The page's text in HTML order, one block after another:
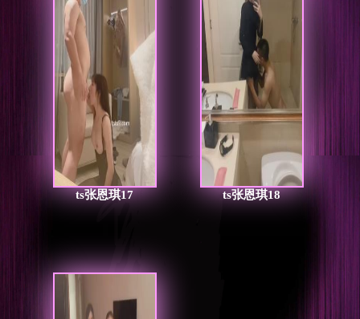
ts张恩琪17 ts张恩琪18